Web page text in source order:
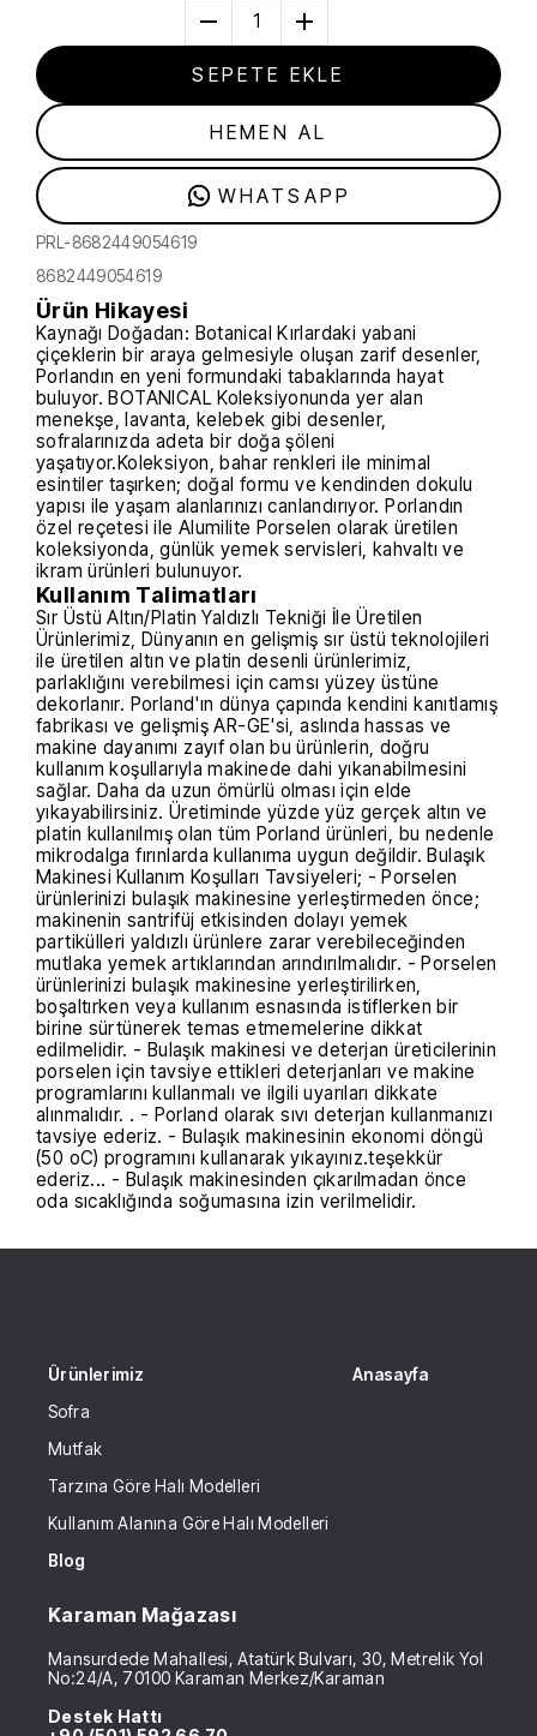
1
SEPETE EKLE
HEMEN AL
WHATSAPP
PRL-8682449054619
8682449054619
Ürün Hikayesi
Kaynağı Doğadan: Botanical Kırlardaki yabani
çiçeklerin bir araya gelmesiyle oluşan zarif desenler,
Porlandın en yeni formundaki tabaklarında hayat
buluyor. BOTANICAL Koleksiyonunda yer alan
menekşe, lavanta, kelebek gibi desenler,
sofralarınızda adeta bir doğa şöleni
yaşatıyor.Koleksiyon, bahar renkleri ile minimal
esintiler taşırken; doğal formu ve kendinden dokulu
yapısı ile yaşam alanlarınızı canlandırıyor. Porlandın
özel reçetesi ile Alumilite Porselen olarak üretilen
koleksiyonda, günlük yemek servisleri, kahvaltı ve
ikram ürünleri bulunuyor.
Kullanım Talimatları
Sır Üstü Altın/Platin Yaldızlı Tekniği İle Üretilen
Ürünlerimiz, Dünyanın en gelişmiş sır üstü teknolojileri
ile üretilen altın ve platin desenli ürünlerimiz,
parlaklığını verebilmesi için camsı yüzey üstüne
dekorlanır. Porland'ın dünya çapında kendini kanıtlamış
fabrikası ve gelişmiş AR-GE'si, aslında hassas ve
makine dayanımı zayıf olan bu ürünlerin, doğru
kullanım koşullarıyla makinede dahi yıkanabilmesini
sağlar. Daha da uzun ömürlü olması için elde
yıkayabilirsiniz. Üretiminde yüzde yüz gerçek altın ve
platin kullanılmış olan tüm Porland ürünleri, bu nedenle
mikrodalga fırınlarda kullanıma uygun değildir. Bulaşık
Makinesi Kullanım Koşulları Tavsiyeleri; - Porselen
ürünlerinizi bulaşık makinesine yerleştirmeden önce;
makinenin santrifüj etkisinden dolayı yemek
partikülleri yaldızlı ürünlere zarar verebileceğinden
mutlaka yemek artıklarından arındırılmalıdır. - Porselen
ürünlerinizi bulaşık makinesine yerleştirilirken,
boşaltırken veya kullanım esnasında istiflerken bir
birine sürtünerek temas etmemelerine dikkat
edilmelidir. - Bulaşık makinesi ve deterjan üreticilerinin
porselen için tavsiye ettikleri deterjanları ve makine
programlarını kullanmalı ve ilgili uyarıları dikkate
alınmalıdır. . - Porland olarak sıvı deterjan kullanmanızı
tavsiye ederiz. - Bulaşık makinesinin ekonomi döngü
(50 oC) programını kullanarak yıkayınız.teşekkür
ederiz... - Bulaşık makinesinden çıkarılmadan önce
oda sıcaklığında soğumasına izin verilmelidir.
Ürünlerimiz
Sofra
Mutfak
Tarzına Göre Halı Modelleri
Kullanım Alanına Göre Halı Modelleri
Anasayfa
Blog
Karaman Mağazası
Mansurdede Mahallesi, Atatürk Bulvarı, 30, Metrelik Yol
No:24/A, 70100 Karaman Merkez/Karaman
Destek Hattı